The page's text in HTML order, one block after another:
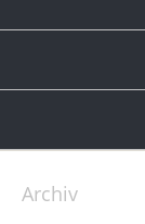
Archiv